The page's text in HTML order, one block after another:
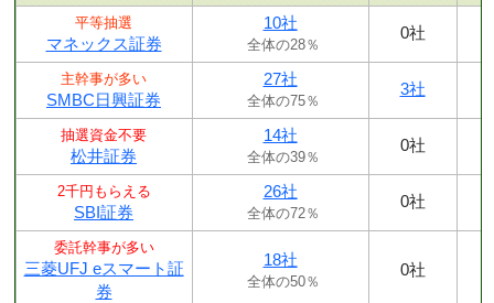
平等抽選
マネックス証券
10社
全体の28％
0社
主幹事が多い
SMBC日興証券
27社
全体の75％
3社
抽選資金不要
松井証券
14社
全体の39％
0社
2千円もらえる
SBI証券
26社
全体の72％
0社
委託幹事が多い
三菱UFJ eスマート証
券
18社
全体の50％
0社